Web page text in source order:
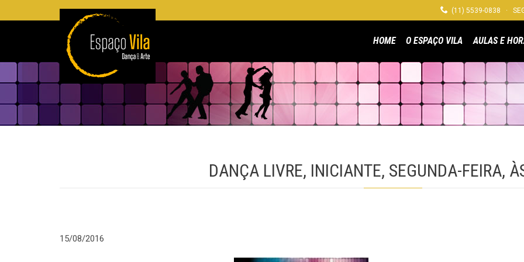
 (11) 5539-0838 ·
HOME O ESPAÇO VILA AULAS E
DANÇA LIVRE, INICIANTE, SEGUNDA-FEIRA,
15/08/2016